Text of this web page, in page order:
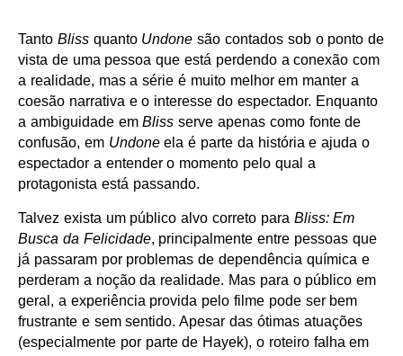
Tanto Blissquanto Undone são contados sob o ponto de
vista de uma pessoa que está perdendo a conexão com
a realidade, mas a série é muito melhor em manter a
coesão narrativa e o interesse do espectador. Enquanto
a ambiguidade emBliss serve apenas como fonte de
confusão, em Undoneela é parte da história e ajuda o
espectador a entender o momento pelo qual a
protagonista está passando.
Talvez exista um público alvo correto para Bliss: Em
Busca da Felicidade, principalmente entre pessoas que
já passaram por problemas de dependência química e
perderam a noção da realidade. Mas para o público em
geral, a experiência provida pelo filme pode ser bem
frustrante e sem sentido. Apesar das ótimas atuações
(especialmente por parte de Hayek), o roteiro falha em